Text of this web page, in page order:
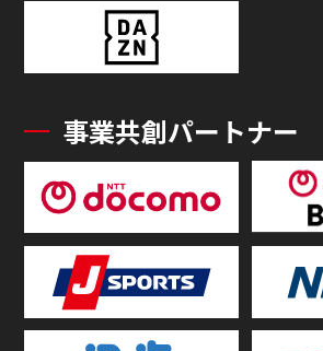
事業共創パートナー